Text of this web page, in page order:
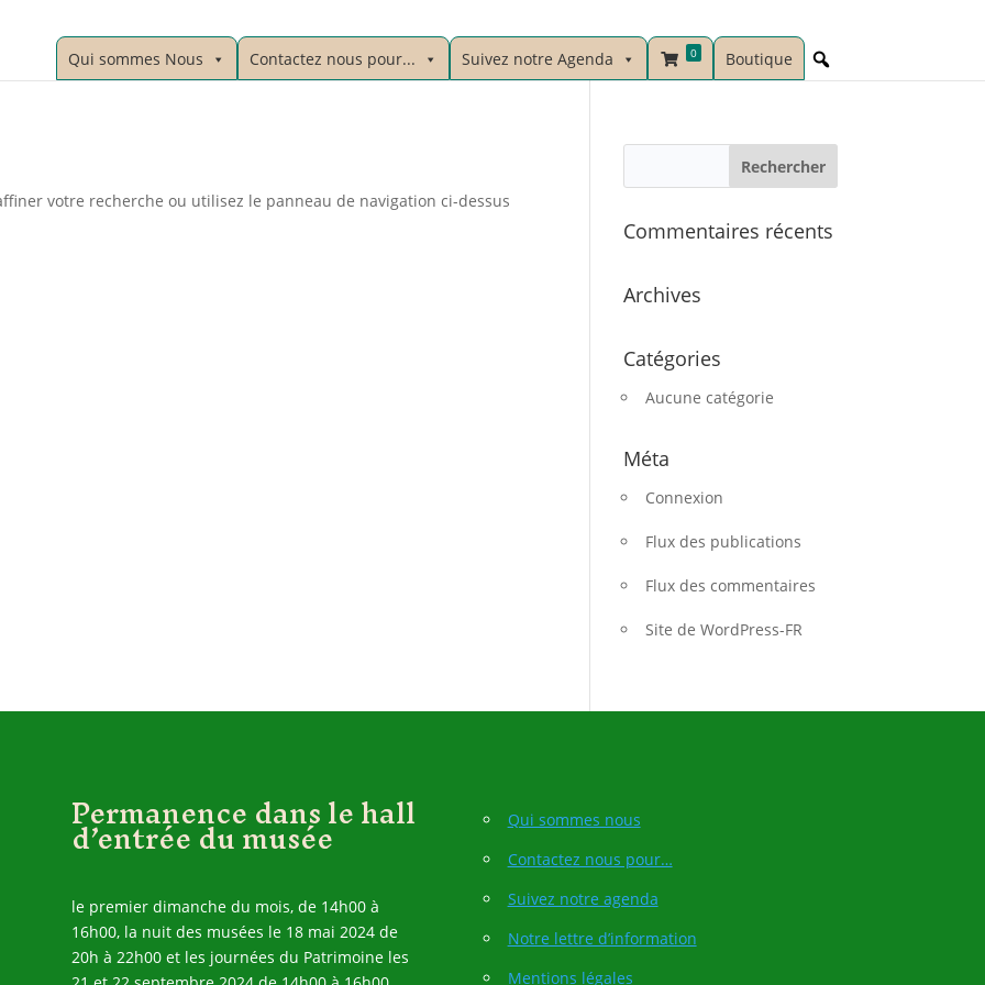
Qui sommes Nous Contactez nous pour... Suivez notre Agenda 0 Boutique
votre recherche ou utilisez le panneau de navigation ci-dessus
Commentaires récents
Archives
Catégories
Aucune catégorie
Méta
Connexion
Flux des publications
Flux des commentaires
Site de WordPress-FR
Permanence dans le hall
d’entrée du musée
le premier dimanche du mois, de 14h00 à
16h00, la nuit des musées le 18 mai 2024 de
20h à 22h00 et les journées du Patrimoine les
Qui sommes nous
Contactez nous pour…
Suivez notre agenda
Notre lettre d’information
Mentions légales